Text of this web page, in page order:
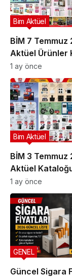
BİM 7 Temmuz
Aktüel Ürünler
| Bu Hafta
Olan Ürünler
Bim Aktüel
1 ay önce
BİM 3 Temmuz
Aktüel
Hafta İndirime
Ürünler
Bim Aktüel
1 ay önce
Güncel Sigara
GENEL